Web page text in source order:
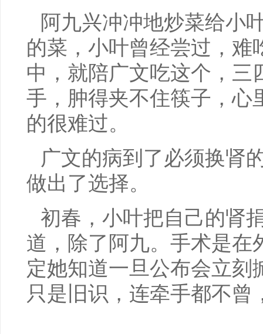
阿九兴冲冲地炒菜给小
的菜，小叶曾经尝过，难
中，就陪广文吃这个，三
手，肿得夹不住筷子，心
的很难过。
广文的病到了必须换肾
做出了选择。
初春，小叶把自己的肾
道，除了阿九。手术是在
定她知道一旦公布会立刻
只是旧识，连牵手都不曾